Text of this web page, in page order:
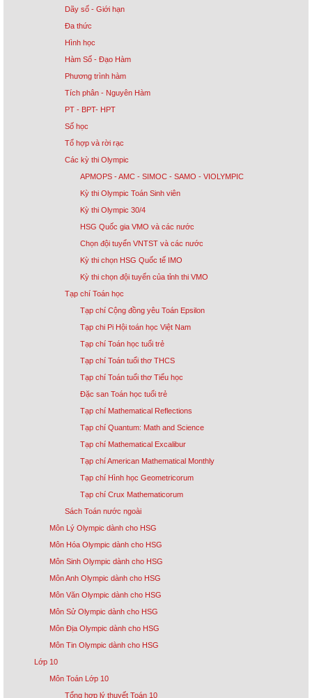
Dãy số - Giới hạn
Đa thức
Hình học
Hàm Số - Đạo Hàm
Phương trình hàm
Tích phân - Nguyên Hàm
PT - BPT- HPT
Số học
Tổ hợp và rời rạc
Các kỳ thi Olympic
APMOPS - AMC - SIMOC - SAMO - VIOLYMPIC
Kỳ thi Olympic Toán Sinh viên
Kỳ thi Olympic 30/4
HSG Quốc gia VMO và các nước
Chọn đội tuyển VNTST và các nước
Kỳ thi chọn HSG Quốc tế IMO
Kỳ thi chọn đội tuyển của tỉnh thi VMO
Tạp chí Toán học
Tạp chí Cộng đồng yêu Toán Epsilon
Tạp chi Pi Hội toán học Việt Nam
Tạp chí Toán học tuổi trẻ
Tạp chí Toán tuổi thơ THCS
Tạp chí Toán tuổi thơ Tiểu học
Đặc san Toán học tuổi trẻ
Tạp chí Mathematical Reflections
Tạp chí Quantum: Math and Science
Tạp chí Mathematical Excalibur
Tạp chí American Mathematical Monthly
Tạp chí Hình học Geometricorum
Tạp chí Crux Mathematicorum
Sách Toán nước ngoài
Môn Lý Olympic dành cho HSG
Môn Hóa Olympic dành cho HSG
Môn Sinh Olympic dành cho HSG
Môn Anh Olympic dành cho HSG
Môn Văn Olympic dành cho HSG
Môn Sử Olympic dành cho HSG
Môn Địa Olympic dành cho HSG
Môn Tin Olympic dành cho HSG
Lớp 10
Môn Toán Lớp 10
Tổng hợp lý thuyết Toán 10